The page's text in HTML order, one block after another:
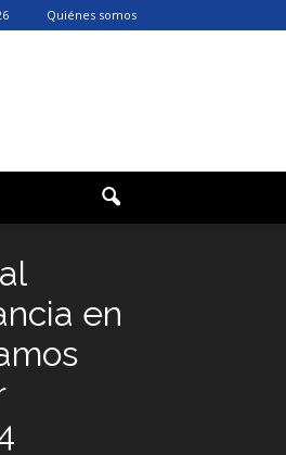
Quiénes somos
en